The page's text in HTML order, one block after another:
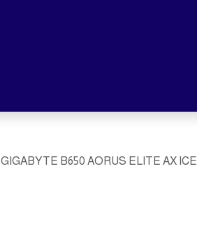
GIGABYTE B650 AORUS ELITE AX ICE